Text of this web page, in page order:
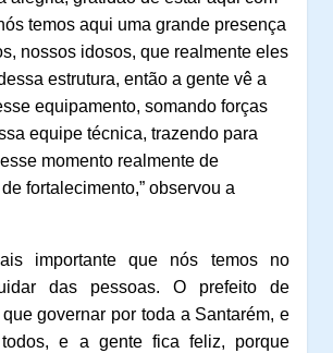
temos aqui uma grande presença
nossos idosos, que realmente eles
estrutura, então a gente vê a
equipamento, somando forças
equipe técnica, trazendo para
momento realmente de
fortalecimento,” observou a
importante que nós temos no
das pessoas. O prefeito de
governar por toda a Santarém, e
e a gente fica feliz, porque